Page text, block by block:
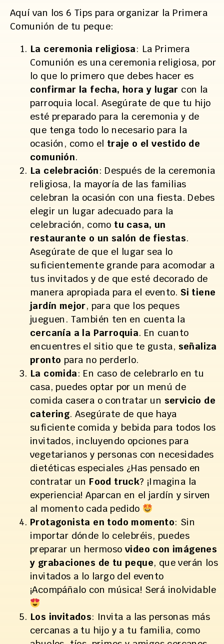
Aquí van los 6 Tips para organizar la Primera
Comunión de tu peque:
La ceremonia religiosa: La Primera
Comunión es una ceremonia religiosa, por
lo que lo primero que debes hacer es
confirmar la fecha, hora y lugar con la
parroquia local. Asegúrate de que tu hijo
esté preparado para la ceremonia y de
que tenga todo lo necesario para la
ocasión, como el traje o el vestido de
comunión.
La celebración: Después de la ceremonia
religiosa, la mayoría de las familias
celebran la ocasión con una fiesta. Debes
elegir un lugar adecuado para la
celebración, como tu casa, un
restaurante o un salón de fiestas.
Asegúrate de que el lugar sea lo
suficientemente grande para acomodar a
tus invitados y de que esté decorado de
manera apropiada para el evento. Si tiene
jardín mejor, para que los peques
jueguen. También ten en cuenta la
cercanía a la Parroquia. En cuanto
encuentres el sitio que te gusta, señaliza
pronto para no perderlo.
La comida: En caso de celebrarlo en tu
casa, puedes optar por un menú de
comida casera o contratar un servicio de
catering. Asegúrate de que haya
suficiente comida y bebida para todos los
invitados, incluyendo opciones para
vegetarianos y personas con necesidades
dietéticas especiales ¿Has pensado en
contratar un Food truck? ¡Imagina la
experiencia! Aparcan en el jardín y sirven
al momento cada pedido
Protagonista en todo momento: Sin
importar dónde lo celebréis, puedes
preparar un hermoso video con imágenes
y grabaciones de tu peque, que verán los
invitados a lo largo del evento
¡Acompáñalo con música! Será inolvidable
Los invitados: Invita a las personas más
cercanas a tu hijo y a tu familia, como